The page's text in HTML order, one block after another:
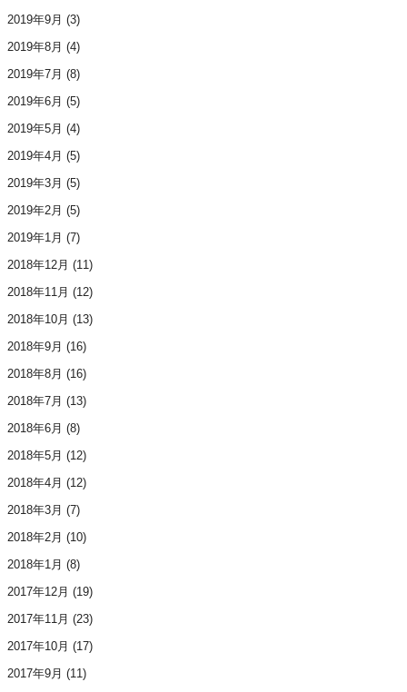
2019年9月 (3)
2019年8月 (4)
2019年7月 (8)
2019年6月 (5)
2019年5月 (4)
2019年4月 (5)
2019年3月 (5)
2019年2月 (5)
2019年1月 (7)
2018年12月 (11)
2018年11月 (12)
2018年10月 (13)
2018年9月 (16)
2018年8月 (16)
2018年7月 (13)
2018年6月 (8)
2018年5月 (12)
2018年4月 (12)
2018年3月 (7)
2018年2月 (10)
2018年1月 (8)
2017年12月 (19)
2017年11月 (23)
2017年10月 (17)
2017年9月 (11)